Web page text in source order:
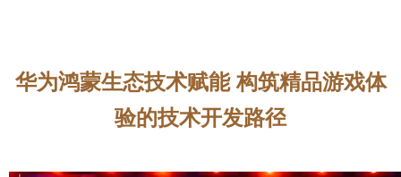
华为鸿蒙生态技术赋能 构筑精品游戏体
验的技术开发路径